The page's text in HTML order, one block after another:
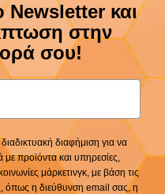
Newsletter και
στην
σου!
διαφήμιση για να
με προϊόντα και υπηρεσίες,
μάρκετινγκ, με βάση τις
όπως η διεύθυνση email σας, η